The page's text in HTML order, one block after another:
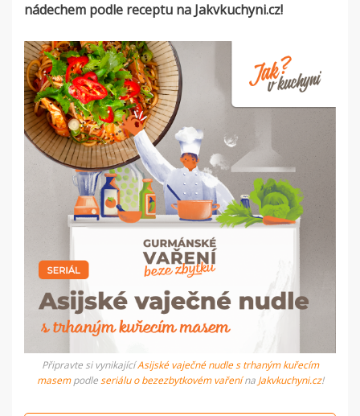
nádechem podle receptu na Jakvkuchyni.cz!
Připravte si vynikajícíAsijské vaječné nudle s trhaným kuřecím
masempodleseriálu o bezezbytkovém vařenína Jakvkuchyni.cz!